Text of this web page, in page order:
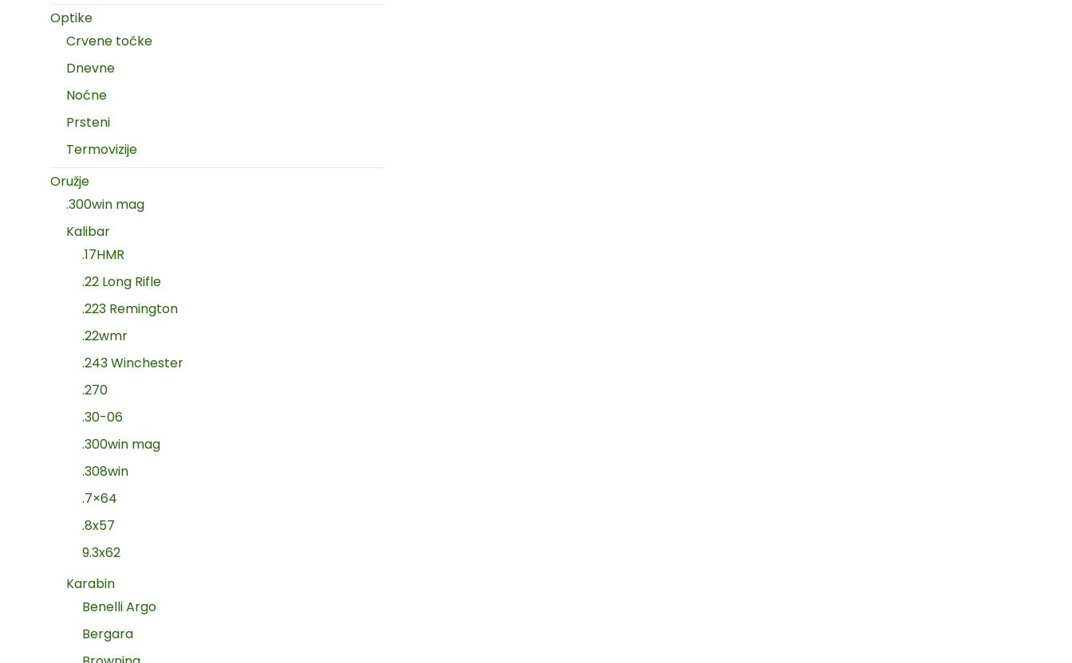
Optike
Crvene točke
Dnevne
Noćne
Prsteni
Termovizije
Oružje
.300win mag
Kalibar
.17HMR
.22 Long Rifle
.223 Remington
.22wmr
.243 Winchester
.270
.30-06
.300win mag
.308win
.7×64
.8x57
9.3x62
Karabin
Benelli Argo
Bergara